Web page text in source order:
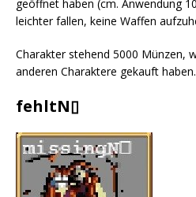
geöffnet haben (cm. Anwendung
leichter fallen, keine Waffen
Charakter stehend 5000 Münzen,
anderen Charaktere gekauft haben.
fehltN▯